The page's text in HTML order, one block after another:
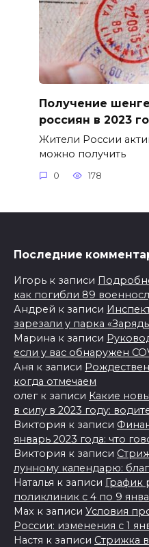
Получение
россиян в 2023
Жители России
можно получить
0 178
Последние
Игорь к записи
как погибли 89
Андрей к записи
зарезали у парка
Марина к записи
если у вас обнаружен
Аня к записи
когда отмечаем
олегк записи Какие
в силу в 2023 году:
Виктория к записи
январь 2023 года: что
Виктория к записи
лунному календарю:
Наталья к записи График
поликлиник с 4 по 9
Max к записи Условия
России: изменения с 1
Настя к записи Стрижка